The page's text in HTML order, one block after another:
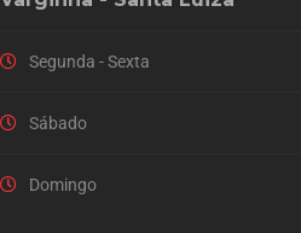
Segunda - Sexta
Sábado
Domingo